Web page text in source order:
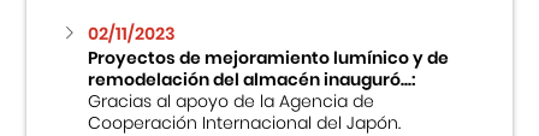
02/11/2023
Proyectos de mejoramiento lumínico y de
remodelación del almacén inauguró...:
Gracias al apoyo de la Agencia de
Cooperación Internacional del Japón.